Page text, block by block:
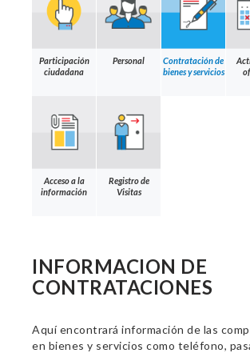
Participación
ciudadana
Personal
Contratación de
bienes y servicios
Acceso a la
información
Registro de
Visitas
INFORMACION DE
CONTRATACIONES
Aquí encontrará información de las
en bienes y servicios como teléfono,